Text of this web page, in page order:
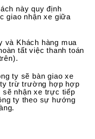
này quy định
giao nhận xe giữa
và Khách hàng mua
tất việc thanh toán
ty sẽ bàn giao xe
trừ trường hợp hợp
sẽ nhận xe trực tiếp
ty theo sự hướng